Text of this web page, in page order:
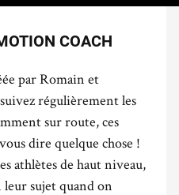
COACH
par Romain et
régulièrement les
sur route, ces
dire quelque chose !
athlètes de haut niveau,
sujet quand on